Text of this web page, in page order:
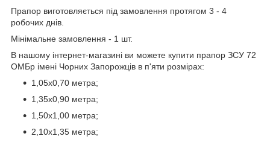
Прапор виготовляється під замовлення протягом 3 - 4
робочих днів.
Мінімальне замовлення - 1 шт.
В нашому інтернет-магазині ви можете купити прапор ЗСУ 72
ОМБр імені Чорних Запорожців в п'яти розмірах:
1,05х0,70 метра;
1,35х0,90 метра;
1,50х1,00 метра;
2,10х1,35 метра;